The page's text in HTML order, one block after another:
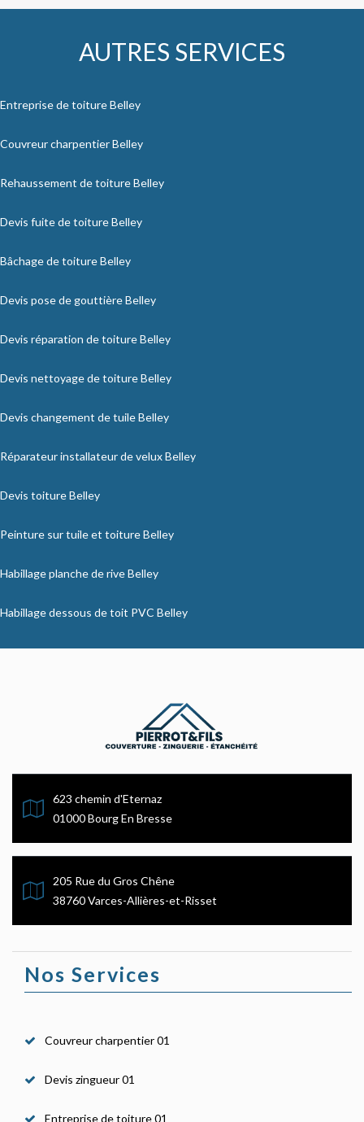
AUTRES SERVICES
Entreprise de toiture Belley
Couvreur charpentier Belley
Rehaussement de toiture Belley
Devis fuite de toiture Belley
Bâchage de toiture Belley
Devis pose de gouttière Belley
Devis réparation de toiture Belley
Devis nettoyage de toiture Belley
Devis changement de tuile Belley
Réparateur installateur de velux Belley
Devis toiture Belley
Peinture sur tuile et toiture Belley
Habillage planche de rive Belley
Habillage dessous de toit PVC Belley
623 chemin d'Eternaz
01000 Bourg En Bresse
205 Rue du Gros Chêne
38760 Varces-Allières-et-Risset
Nos Services
Couvreur charpentier 01
Devis zingueur 01
Entreprise de toiture 01